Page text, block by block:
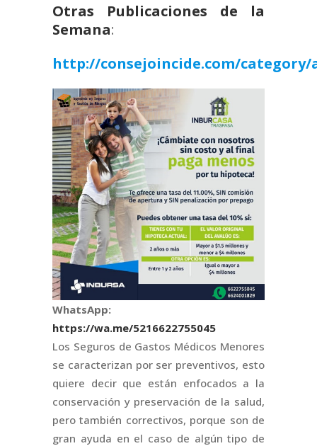
Otras Publicaciones de la
Semana:
http://consejoincide.com/
WhatsApp:
https://wa.me/5216622755045
Los Seguros de Gastos Médicos Menores
se caracterizan por ser preventivos, esto
quiere decir que están enfocados a la
conservación y preservación de la salud,
pero también correctivos, porque son de
gran ayuda en el caso de algún tipo de